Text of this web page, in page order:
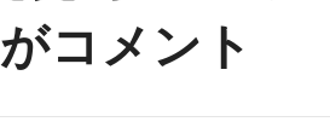
コメント